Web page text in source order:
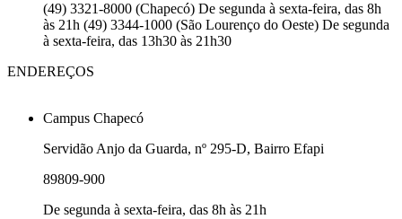
(49) 3321-8000 (Chapecó) De segunda à sexta-feira, das 8h
às 21h (49) 3344-1000 (São Lourenço do Oeste) De segunda
à sexta-feira, das 13h30 às 21h30
ENDEREÇOS
Campus Chapecó
Servidão Anjo da Guarda, nº 295-D, Bairro Efapi
89809-900
De segunda à sexta-feira, das 8h às 21h